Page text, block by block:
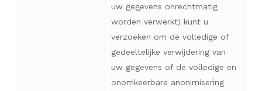
uw gegevens onrechtmatig
worden verwerkt) kunt u
verzoeken om de volledige of
gedeeltelijke verwijdering van
uw gegevens of de volledige en
onomkeerbare anonimisering